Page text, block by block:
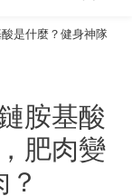
酸是什麼？健身神隊
胺基酸
肥肉變